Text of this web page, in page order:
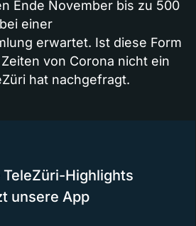
Ende November bis zu 500
einer
erwartet. Ist diese Form
von Corona nicht ein
hat nachgefragt.
Highlights
unsere App